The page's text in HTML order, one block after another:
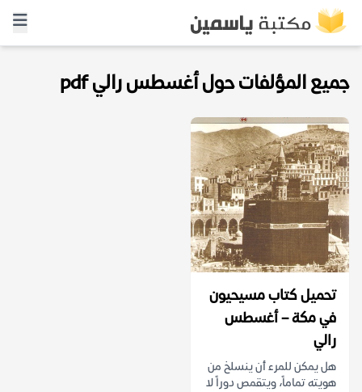
جميع المؤلفات حول أغسطس رالي pdf
تحميل كتاب مسيحيون
في مكة – أغسطس
رالي
هل يمكن للمرء أن ينسلخ من
هويته تماماً، ويتقمص دوراً لا